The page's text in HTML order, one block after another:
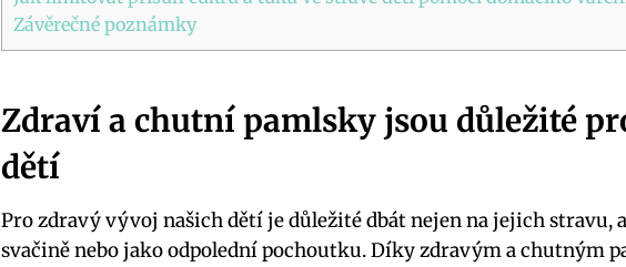
Závěrečné poznámky
Zdraví a chutní pamlsky jsou důležité
dětí
Pro zdravý vývoj našich dětí je důležité dbát nejen na jejich stravu,
svačině nebo jako odpolední pochoutku. Díky zdravým a chutným